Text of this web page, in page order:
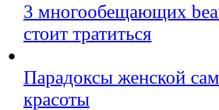
3 многообещающих
стоит тратиться
Парадоксы женской
красоты